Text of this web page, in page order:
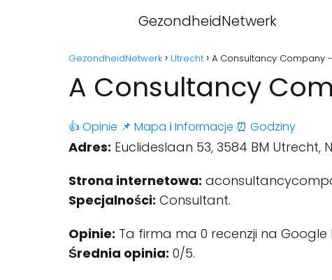
GezondheidNetwerk
GezondheidNetwerk Utrecht A Consultancy Company
A Consultancy
👍 Opinie 📌 Mapa ℹ️ Informacje ⏰ Godziny
Adres: Euclideslaan 53, 3584 BM Utrecht,
Strona internetowa:
Specjalności: Consultant.
Opinie: Ta firma ma 0 recenzji na Google
Średnia opinia: 0/5.